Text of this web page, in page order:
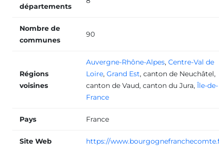
Monte escalier Étaules
Monte escalier Saint-Claude
Monte escalier Longvic
départements
Nombre de
communes
90
Régions
voisines
Auvergne-Rhône-Alpes, Centre-Val de
Loire, Grand Est, canton de Neuchâtel,
canton de Vaud, canton du Jura, Île-de-
France
Pays France
Site Web https://